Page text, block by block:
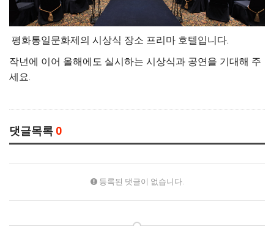
평화통일문화제의 시상식 장소 프리마 호텔입니다.
작년에 이어 올해에도 실시하는 시상식과 공연을 기대해 주
세요.
댓글목록 0
등록된 댓글이 없습니다.